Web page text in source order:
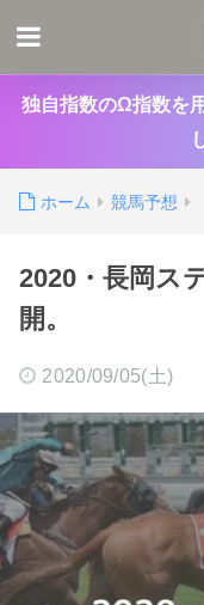
独自指数のΩ指数を
ホーム 競馬予想
2020・長岡ス
開。
2020/09/05(土)